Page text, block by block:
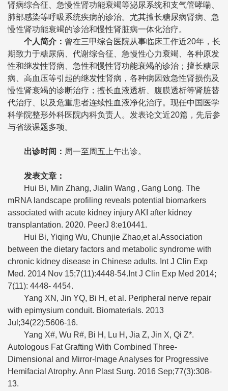
肾病综合征、急慢性肾功能衰竭等泌尿系统和支气管哮喘、
肺部感染等呼吸系统疾病的诊治。尤其擅长糖尿病肾病、急
慢性肾功能衰竭的诊治和慢性肾脏病一体化治疗。
个人简介： 曾在三甲综合医院从事临床工作近20年，长
期致力于糖尿病、代谢综合征、急慢性心力衰竭、各种原发
性和继发性肾病、急性和慢性肾功能衰竭的诊治；擅长糖尿
病、高血压等引起的继发性肾病，各种病因致急性肾损伤及
慢性肾衰竭的诊断治疗；擅长血液透析、腹膜透析等肾脏替
代治疗、以及危重患者连续性血液净化治疗。现任中国医学
科学院整形外科医院内科负责人。发表论文近20篇，先后参
与省级课题多项。
出诊时间： 周一至周五上午出诊。
发表文章：
Hui Bi, Min Zhang, Jialin Wang , Gang Long. The
mRNA landscape profiling reveals potential biomarkers
associated with acute kidney injury AKI after kidney
transplantation. 2020. PeerJ 8:e10441.
Hui Bi, Yiqing Wu, Chunjie Zhao,et al.Association
between the dietary factors and metabolic syndrome with
chronic kidney disease in Chinese adults. Int J Clin Exp
Med. 2014 Nov 15;7(11):4448-54.Int J Clin Exp Med 2014;
7(11): 4448- 4454.
Yang XN, Jin YQ, Bi H, et al. Peripheral nerve repair
with epimysium conduit. Biomaterials. 2013
Jul;34(22):5606-16.
Yang X#, Wu R#, Bi H, Lu H, Jia Z, Jin X, Qi Z*.
Autologous Fat Grafting With Combined Three-
Dimensional and Mirror-Image Analyses for Progressive
Hemifacial Atrophy. Ann Plast Surg. 2016 Sep;77(3):308-
13.